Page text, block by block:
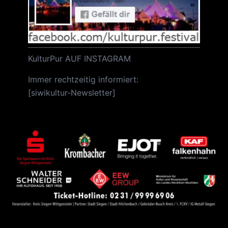
KulturPur AUF INSTAGRAM
Immer rechtzeitig informiert:
[siwikultur-Newsletter]